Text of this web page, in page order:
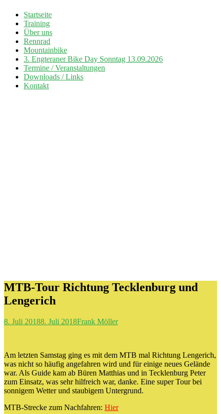
Zum
Inhalt
springen
Radsport TuS Engter
Startseite
Training
Über uns
Rennrad
Mountainbike
3. Engteraner Bike Day Sonntag 13.09.2026
Termine / Veranstaltungen
Downloads / Links
Kontakt
MTB-Tour Richtung Tecklenburg und
Lengerich
8. Juli 20188. Juli 2018Frank Möller
Am letzten Samstag ging es mit dem MTB mal Richtung Lengerich,
was nicht so häufig angefahren wird und für einige neues Gelände
war. Als Guide kam ab Büren Matthias und in Tecklenburg Peter
zum Einsatz, was sehr hilfreich war, danke. Eine super Tour bei
sonnigem Wetter und staubigem Untergrund.
MTB-Strecke zum Nachfahren: Hier